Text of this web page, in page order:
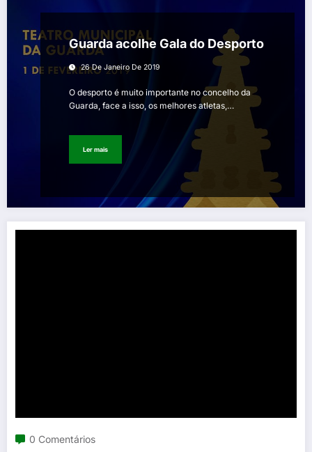
Guarda acolhe Gala do Desporto
26 De Janeiro De 2019
O desporto é muito importante no concelho da
Guarda, face a isso, os melhores atletas,…
Ler mais
0 Comentários